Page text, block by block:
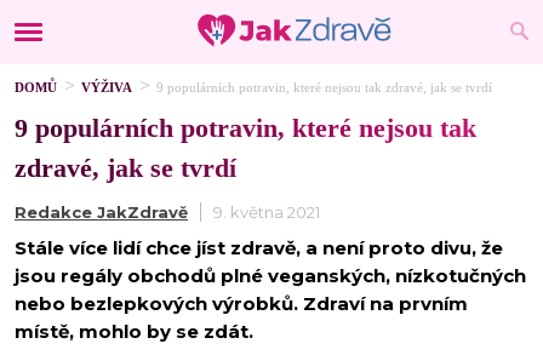
DOMŮ VÝŽIVA 9 populárních potravin, které nejsou tak zdravé, jak se tvrdí
9 populárních potravin, které nejsou tak
zdravé, jak se tvrdí
Redakce JakZdravě 9. května 2021
Stále více lidí chce jíst zdravě, a není proto divu, že
jsou regály obchodů plné veganských, nízkotučných
nebo bezlepkových výrobků. Zdraví na prvním
místě, mohlo by se zdát.